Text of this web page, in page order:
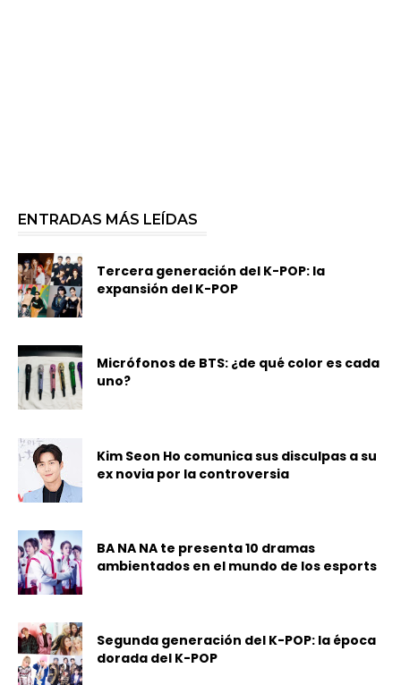
ENTRADAS MÁS LEÍDAS
Tercera generación del K-POP: la
expansión del K-POP
Micrófonos de BTS: ¿de qué color es cada
uno?
Kim Seon Ho comunica sus disculpas a su
ex novia por la controversia
BA NA NA te presenta 10 dramas
ambientados en el mundo de los esports
Segunda generación del K-POP: la época
dorada del K-POP